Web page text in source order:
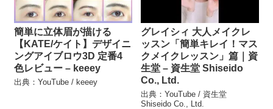
簡単に立体眉が描ける
【KATE/ケイト】デザイニ
ングアイブロウ3D 定番4
色レビュー – keeey
出典：YouTube / keeey
グレイシィ 大人メイクレ
ッスン「簡単キレイ！マス
クメイクレッスン」篇｜資
生堂 – 資生堂 Shiseido
Co., Ltd.
出典：YouTube / 資生堂
Shiseido Co., Ltd.